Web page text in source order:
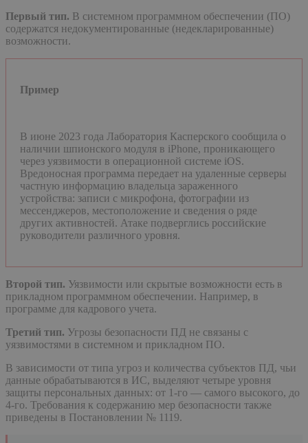
Первый тип. В системном программном обеспечении (ПО)
содержатся недокументированные (недекларированные)
возможности.
Пример
В июне 2023 года Лаборатория Касперского сообщила о
наличии шпионского модуля в iPhone, проникающего
через уязвимости в операционной системе iOS.
Вредоносная программа передает на удаленные серверы
частную информацию владельца зараженного
устройства: записи с микрофона, фотографии из
мессенджеров, местоположение и сведения о ряде
других активностей. Атаке подверглись российские
руководители различного уровня.
Второй тип. Уязвимости или скрытые возможности есть в
прикладном программном обеспечении. Например, в
программе для кадрового учета.
Третий тип. Угрозы безопасности ПД не связаны с
уязвимостями в системном и прикладном ПО.
В зависимости от типа угроз и количества субъектов ПД, чьи
данные обрабатываются в ИС, выделяют четыре уровня
защиты персональных данных: от 1-го — самого высокого, до
4-го. Требования к содержанию мер безопасности также
приведены в Постановлении № 1119.